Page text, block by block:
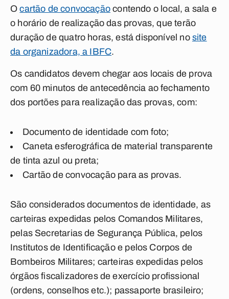
Ocartão de convocaçãocontendo o local, a sala e
o horário de realização das provas, que terão
duração de quatro horas, está disponível no site
da organizadora, a IBFC.
Os candidatos devem chegar aos locais de prova
com 60 minutos de antecedência ao fechamento
dos portões para realização das provas, com:
Documento de identidade com foto;
Caneta esferográfica de material transparente
de tinta azul ou preta;
Cartão de convocação para as provas.
São considerados documentos de identidade, as
carteiras expedidas pelos Comandos Militares,
pelas Secretarias de Segurança Pública, pelos
Institutos de Identificação e pelos Corpos de
Bombeiros Militares; carteiras expedidas pelos
órgãos fiscalizadores de exercício profissional
(ordens, conselhos etc.); passaporte brasileiro;